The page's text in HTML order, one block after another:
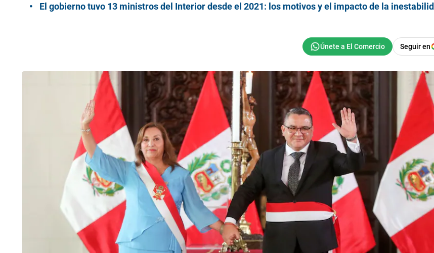
El gobierno tuvo 13 ministros del Interior desde el 2021: los motivos y el impacto de la
Seguir en